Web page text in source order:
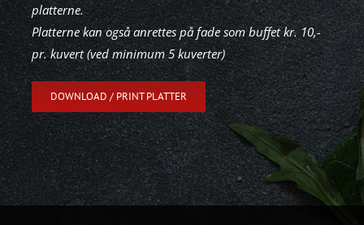
platterne.
Platterne kan også anrettes på fade som buffet kr. 10,-
pr. kuvert (ved minimum 5 kuverter)
DOWNLOAD / PRINT PLATTER